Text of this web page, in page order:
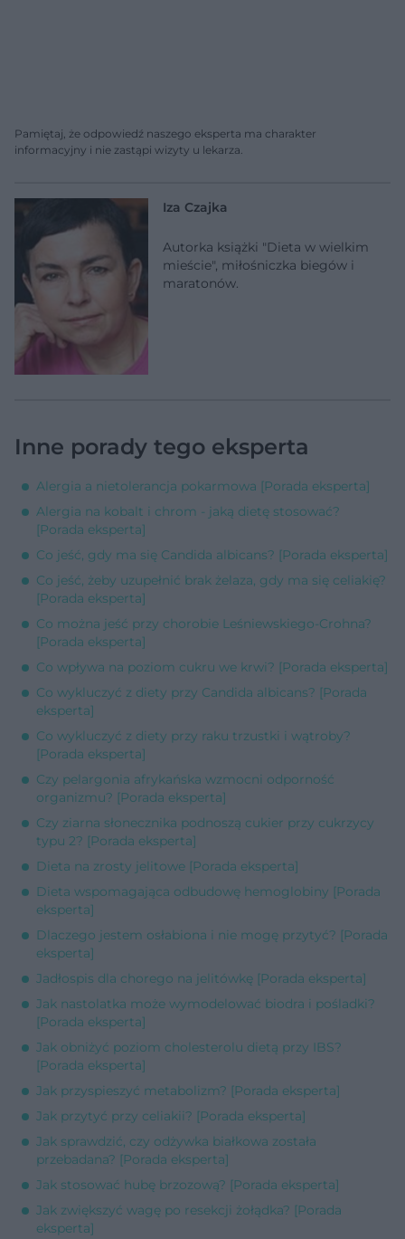
Pamiętaj, że odpowiedź naszego eksperta ma charakter
informacyjny i nie zastąpi wizyty u lekarza.
Iza Czajka
Autorka książki "Dieta w wielkim
mieście", miłośniczka biegów i
maratonów.
Inne porady tego eksperta
Alergia a nietolerancja pokarmowa [Porada eksperta]
Alergia na kobalt i chrom - jaką dietę stosować?
[Porada eksperta]
Co jeść, gdy ma się Candida albicans? [Porada eksperta]
Co jeść, żeby uzupełnić brak żelaza, gdy ma się celiakię?
[Porada eksperta]
Co można jeść przy chorobie Leśniewskiego-Crohna?
[Porada eksperta]
Co wpływa na poziom cukru we krwi? [Porada eksperta]
Co wykluczyć z diety przy Candida albicans? [Porada
eksperta]
Co wykluczyć z diety przy raku trzustki i wątroby?
[Porada eksperta]
Czy pelargonia afrykańska wzmocni odporność
organizmu? [Porada eksperta]
Czy ziarna słonecznika podnoszą cukier przy cukrzycy
typu 2? [Porada eksperta]
Dieta na zrosty jelitowe [Porada eksperta]
Dieta wspomagająca odbudowę hemoglobiny [Porada
eksperta]
Dlaczego jestem osłabiona i nie mogę przytyć? [Porada
eksperta]
Jadłospis dla chorego na jelitówkę [Porada eksperta]
Jak nastolatka może wymodelować biodra i pośladki?
[Porada eksperta]
Jak obniżyć poziom cholesterolu dietą przy IBS?
[Porada eksperta]
Jak przyspieszyć metabolizm? [Porada eksperta]
Jak przytyć przy celiakii? [Porada eksperta]
Jak sprawdzić, czy odżywka białkowa została
przebadana? [Porada eksperta]
Jak stosować hubę brzozową? [Porada eksperta]
Jak zwiększyć wagę po resekcji żołądka? [Porada
eksperta]